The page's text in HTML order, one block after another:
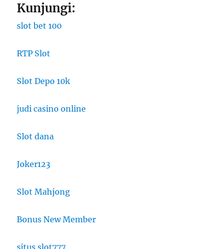
Kunjungi:
slot bet 100
RTP Slot
Slot Depo 10k
judi casino online
Slot dana
Joker123
Slot Mahjong
Bonus New Member